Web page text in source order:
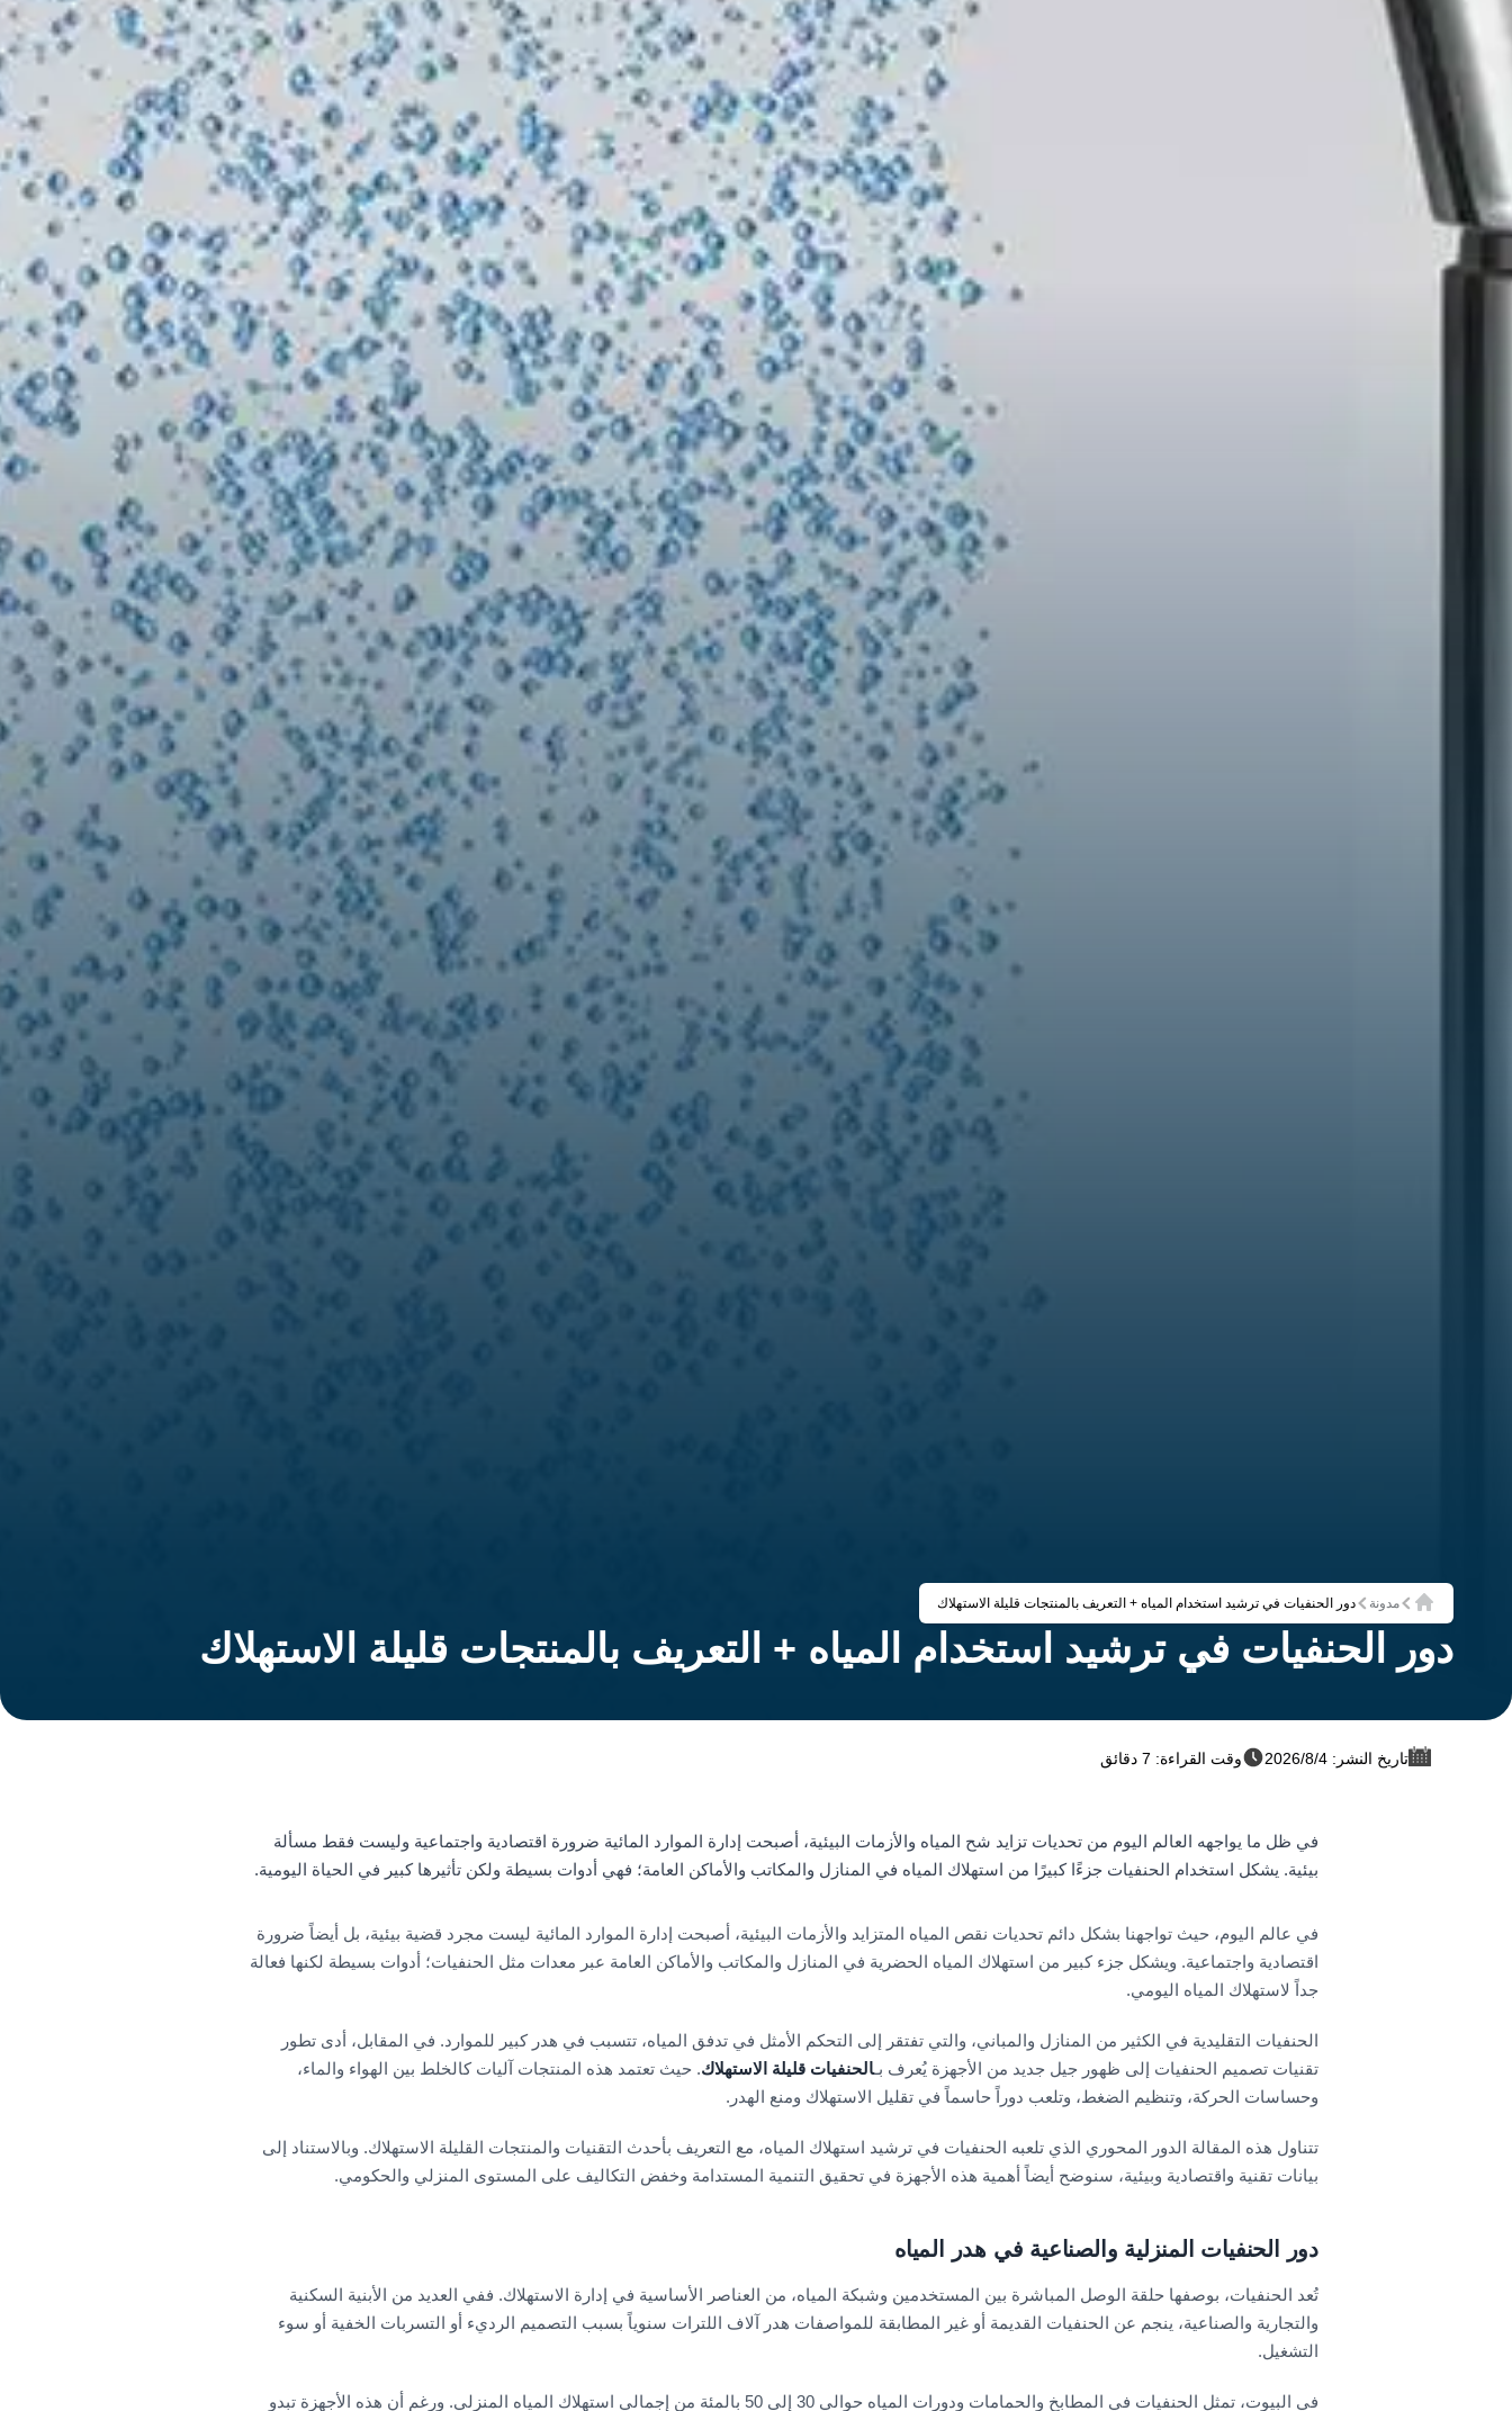
الرئيسية
مدونة دور الحنفيات في ترشيد استخدام المياه + التعريف بالمنتجات قليلة الاستهلاك
دور الحنفيات في ترشيد استخدام المياه + التعريف بالمنتجات قليلة الاستهلاك
تاريخ النشر: 4‏/8‏/2026 وقت القراءة: 7 دقائق
في ظل ما يواجهه العالم اليوم من تحديات تزايد شح المياه والأزمات البيئية، أصبحت إدارة الموارد المائية ضرورة اقتصادية واجتماعية وليست فقط مسألة
بيئية. يشكل استخدام الحنفيات جزءًا كبيرًا من استهلاك المياه في المنازل والمكاتب والأماكن العامة؛ فهي أدوات بسيطة ولكن تأثيرها كبير في الحياة اليومية.
في عالم اليوم، حيث تواجهنا بشكل دائم تحديات نقص المياه المتزايد والأزمات البيئية، أصبحت إدارة الموارد المائية ليست مجرد قضية بيئية، بل أيضاً ضرورة
اقتصادية واجتماعية. ويشكل جزء كبير من استهلاك المياه الحضرية في المنازل والمكاتب والأماكن العامة عبر معدات مثل الحنفيات؛ أدوات بسيطة لكنها فعالة
جداً لاستهلاك المياه اليومي.
الحنفيات التقليدية في الكثير من المنازل والمباني، والتي تفتقر إلى التحكم الأمثل في تدفق المياه، تتسبب في هدر كبير للموارد. في المقابل، أدى تطور
تقنيات تصميم الحنفيات إلى ظهور جيل جديد من الأجهزة يُعرف بـالحنفيات قليلة الاستهلاك. حيث تعتمد هذه المنتجات آليات كالخلط بين الهواء والماء،
وحساسات الحركة، وتنظيم الضغط، وتلعب دوراً حاسماً في تقليل الاستهلاك ومنع الهدر.
تتناول هذه المقالة الدور المحوري الذي تلعبه الحنفيات في ترشيد استهلاك المياه، مع التعريف بأحدث التقنيات والمنتجات القليلة الاستهلاك. وبالاستناد إلى
بيانات تقنية واقتصادية وبيئية، سنوضح أيضاً أهمية هذه الأجهزة في تحقيق التنمية المستدامة وخفض التكاليف على المستوى المنزلي والحكومي.
دور الحنفيات المنزلية والصناعية في هدر المياه
تُعد الحنفيات، بوصفها حلقة الوصل المباشرة بين المستخدمين وشبكة المياه، من العناصر الأساسية في إدارة الاستهلاك. ففي العديد من الأبنية السكنية
والتجارية والصناعية، ينجم عن الحنفيات القديمة أو غير المطابقة للمواصفات هدر آلاف اللترات سنوياً بسبب التصميم الرديء أو التسربات الخفية أو سوء
التشغيل.
في البيوت، تمثل الحنفيات في المطابخ والحمامات ودورات المياه حوالي 30 إلى 50 بالمئة من إجمالي استهلاك المياه المنزلي. ورغم أن هذه الأجهزة تبدو